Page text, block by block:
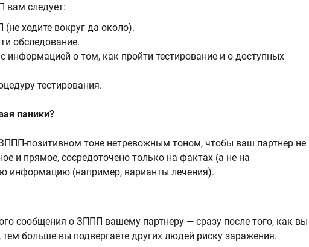
вам следует:
ходите вокруг да около).
обследование.
о том, как пройти тестирование и о доступных
тестирования.
паники?
позитивном тоне нетревожным тоном, чтобы ваш партнер не
и прямое, сосредоточено только на фактах (а не на
информацию (например, варианты лечения).
сообщения о ЗППП вашему партнеру — сразу после того, как вы
больше вы подвергаете других людей риску заражения.